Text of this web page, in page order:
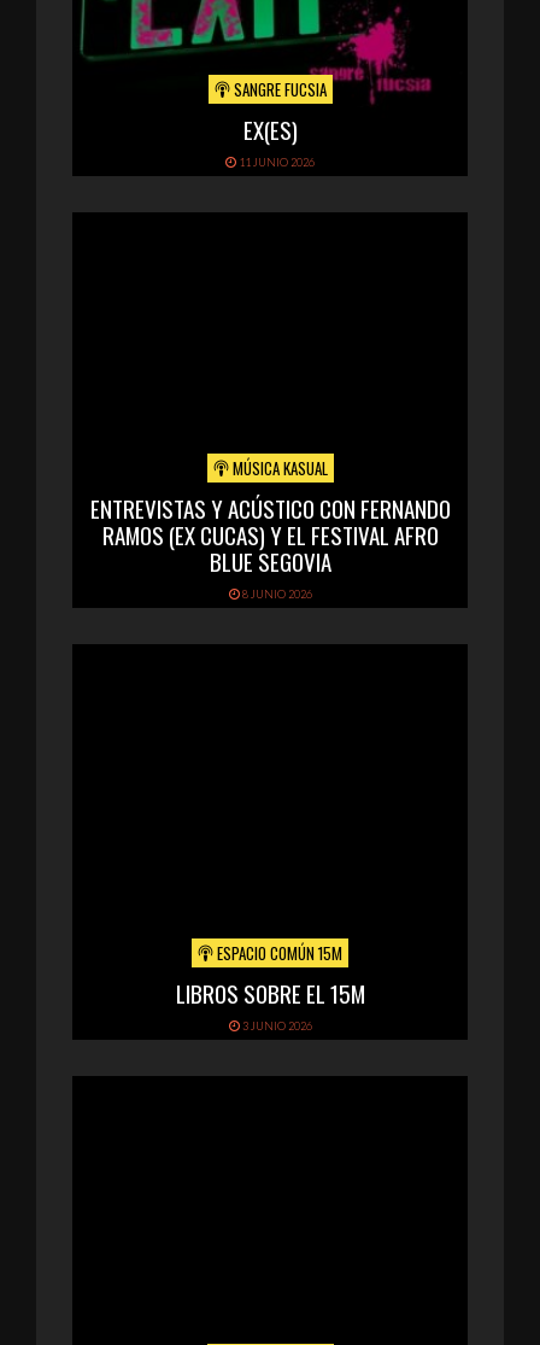
SANGRE FUCSIA
EX(ES)
11 JUNIO 2026
MÚSICA KASUAL
ENTREVISTAS Y ACÚSTICO CON FERNANDO
RAMOS (EX CUCAS) Y EL FESTIVAL AFRO
BLUE SEGOVIA
8 JUNIO 2026
ESPACIO COMÚN 15M
LIBROS SOBRE EL 15M
3 JUNIO 2026